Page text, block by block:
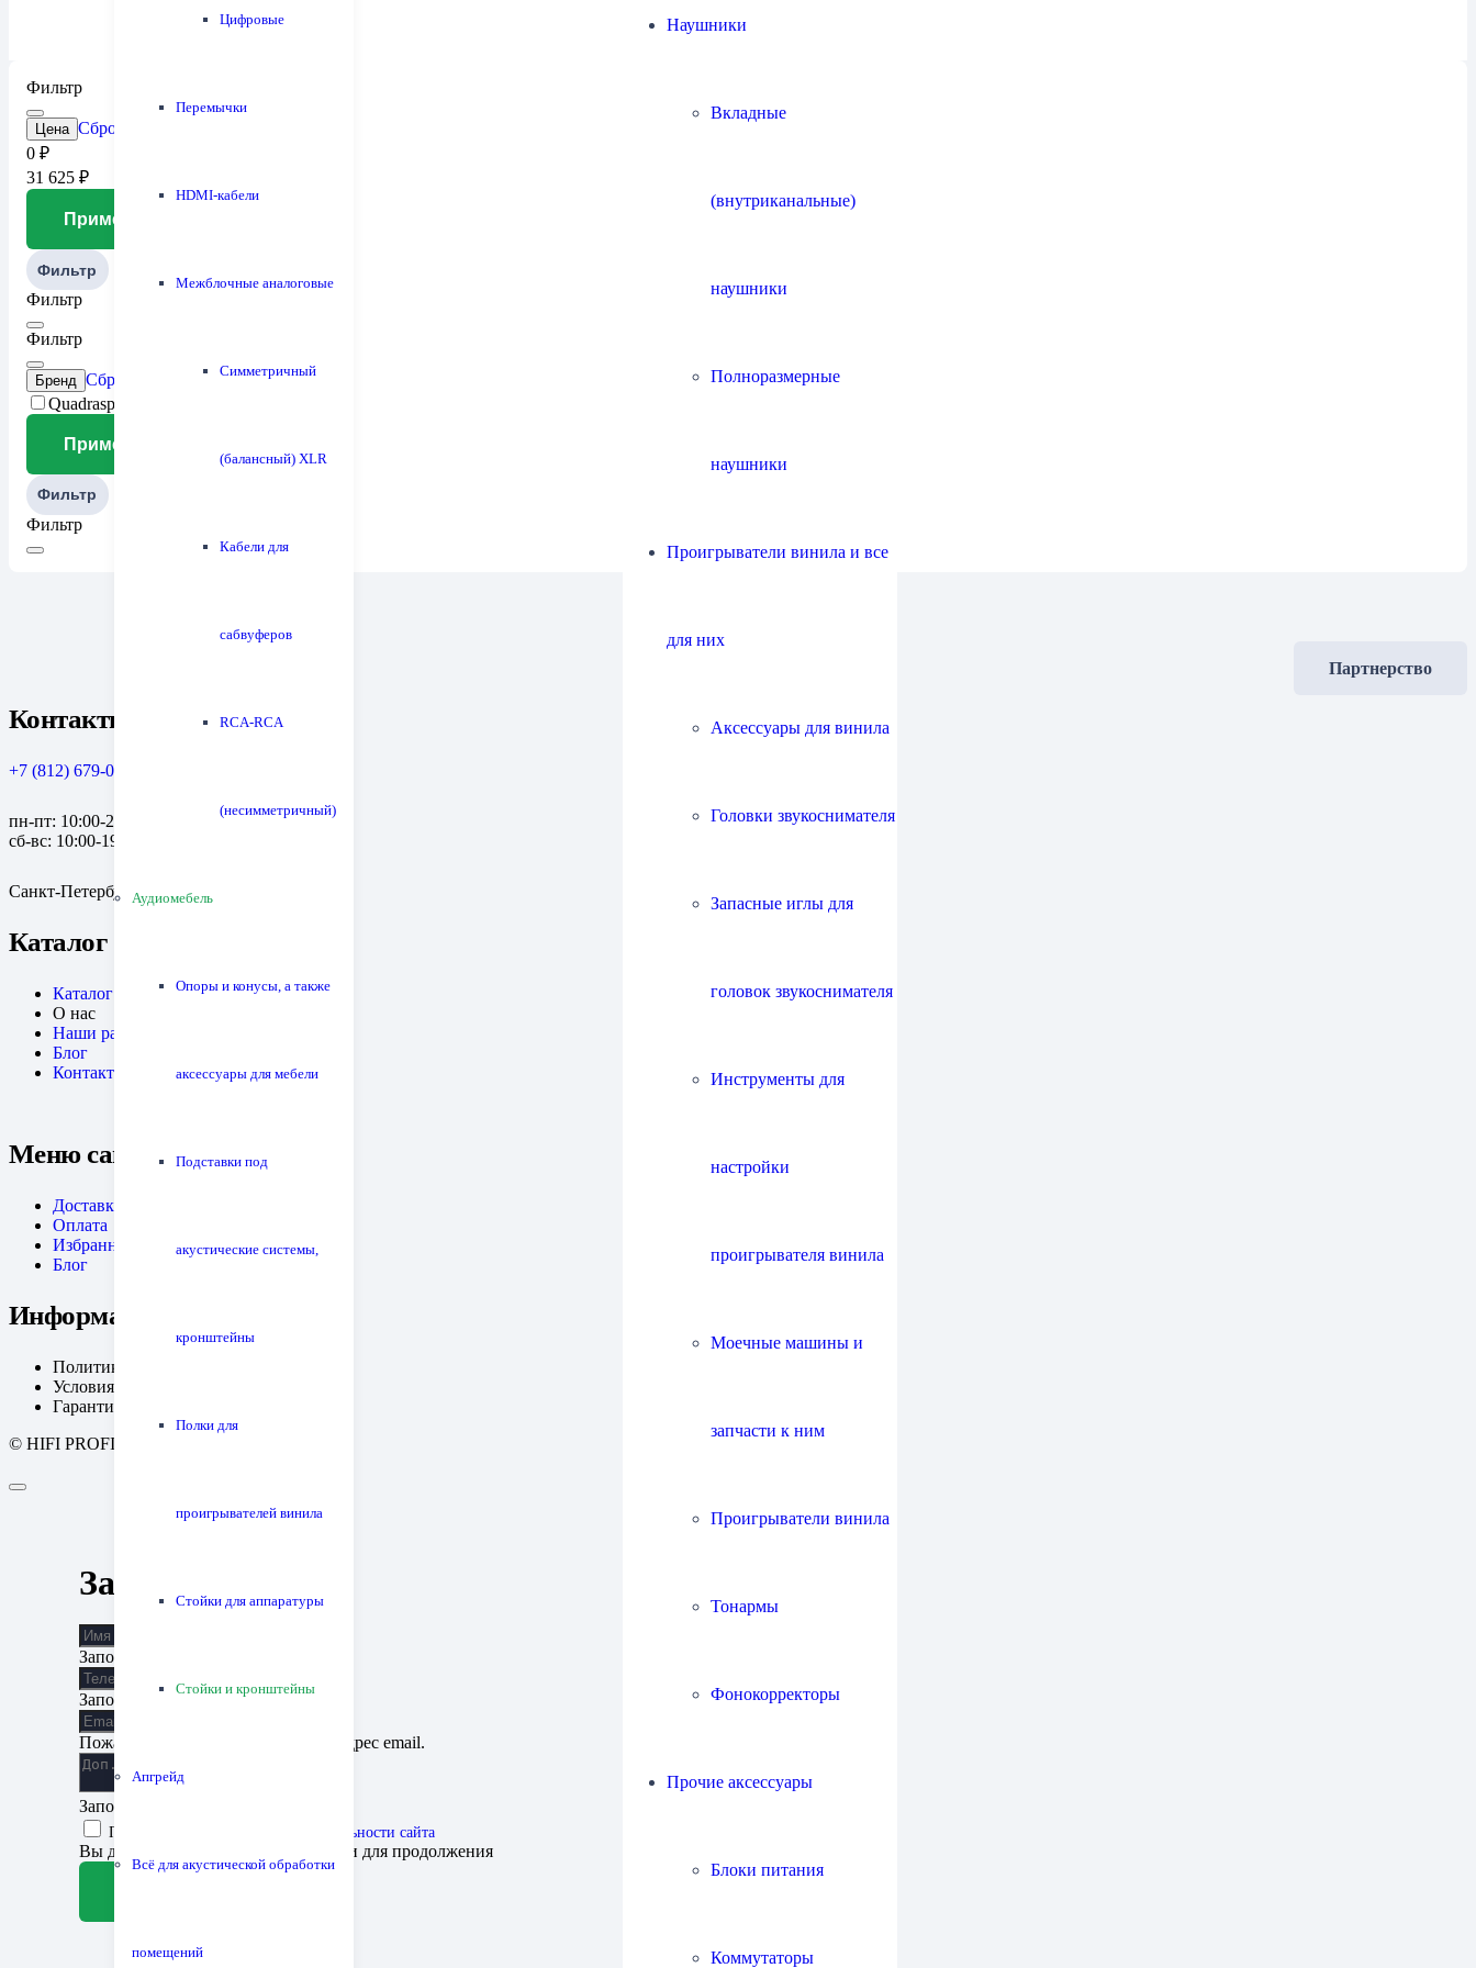
Цифровые
Перемычки
HDMI-кабели
Межблочные аналоговые
Симметричный
(балансный) XLR
Кабели для
сабвуферов
RCA-RCA
(несимметричный)
Аудиомебель
Опоры и конусы, а также
аксессуары для мебели
Подставки под
акустические системы,
кронштейны
Полки для
проигрывателей винила
Стойки для аппаратуры
Стойки и кронштейны
Апгрейд
Всё для акустической обработки
помещений
Наушники
Вкладные
(внутриканальные)
наушники
Полноразмерные
наушники
Проигрыватели винила и все
для них
Аксессуары для винила
Головки звукоснимателя
Запасные иглы для
головок звукоснимателя
Инструменты для
настройки
проигрывателя винила
Моечные машины и
запчасти к ним
Проигрыватели винила
Тонармы
Фонокорректоры
Прочие аксессуары
Блоки питания
Коммутаторы
Фильтр
Цена Сброс
0 ₽
31 625 ₽
Применить
Фильтр
Фильтр
Фильтр
Бренд Сброс
Quadraspire
Применить
Фильтр
Фильтр
Партнерство
Контакты
+7 (812) 679-08-79
пн-пт: 10:00-20:00
сб-вс: 10:00-19:00
Санкт-Петербург, пр. Медиков, 10к1
Каталог
Каталог
О нас
Наши работы
Блог
Контакты
Меню сайта
Доставка
Оплата
Избранное
Блог
Информация
Политика конфиденциальности
Условия возрата
Гарантия
© HIFI PROFI. Дизайн:
Заявка на запись
Заполните поле
Заполните поле
Пожалуйста, введите корректный адрес email.
Заполните поле
Принимаю политику конфиденциальности сайта
Вы должны согласиться с условиями для продолжения